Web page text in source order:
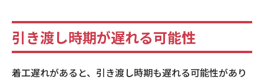
引き渡し時期が遅れる可能性
着工遅れがあると、引き渡し時期も遅れる可能性があり